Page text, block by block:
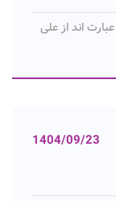
اند از علی
1404/09/23